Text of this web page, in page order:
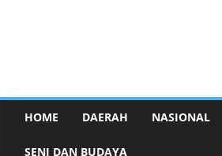
HOME DAERAH NASIONAL
SENI DAN BUDAYA